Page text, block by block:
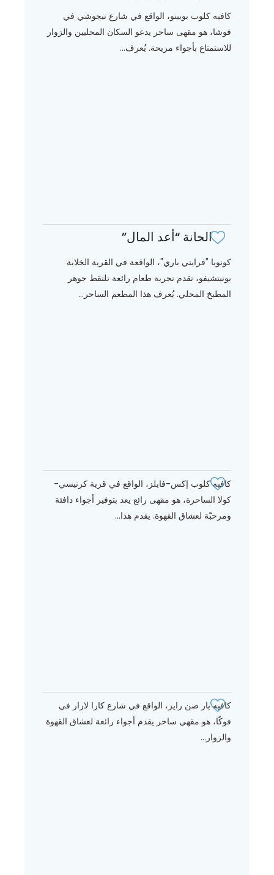
كافيه كلوب بويينو، الواقع في شارع نيجوشي في
فوشا، هو مقهى ساحر يدعو السكان المحليين والزوار
للاستمتاع بأجواء مريحة. يُعرف...
الحانة “أعد المال”
كونوبا "فرايتي باري"، الواقعة في القرية الخلابة
بوتيتشيفو، تقدم تجربة طعام رائعة تلتقط جوهر
المطبخ المحلي. يُعرف هذا المطعم الساحر...
كافيه كلوب إكس-فايلز، الواقع في قرية كرنيسي-
كولا الساحرة، هو مقهى رائع يعد بتوفير أجواء دافئة
ومرحبّة لعشاق القهوة. يقدم هذا...
كافيه بار صن رايز، الواقع في شارع كارا لازار في
فوكّا، هو مقهى ساحر يقدم أجواء رائعة لعشاق القهوة
والزوار...